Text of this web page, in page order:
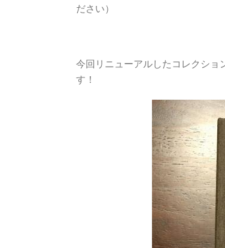
ださい）
今回リニューアルしたコレクショ
す！